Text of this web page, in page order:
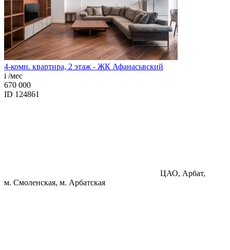
4-комн. квартира, 2 этаж - ЖК Афанасьвский
i /мес
670 000
ID 124861
ЦАО, Арбат,
м. Смоленская, м. Арбатская